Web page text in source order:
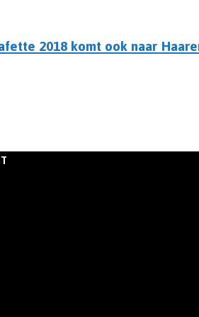
2018 komt ook naar